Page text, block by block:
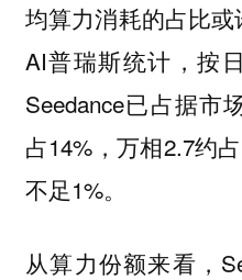
均算力消耗的占比
AI普瑞斯统计，按
Seedance已占据市
占14%，万相2.7约
不足1%。
从算力份额来看，